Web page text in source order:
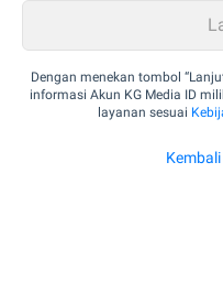
Dengan menekan tombol
informasi Akun KG Media ID
layanan sesuai